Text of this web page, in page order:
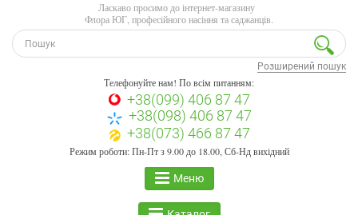
Ласкаво просимо до інтернет-магазину
Флора ЮГ, професійного насіння та саджанців.
Розширений пошук
Телефонуйте нам! По всім питанням:
+38(099) 406 87 47
+38(098) 406 87 47
+38(073) 466 87 47
Режим роботи: Пн-Пт з 9.00 до 18.00, Сб-Нд вихідний
Меню